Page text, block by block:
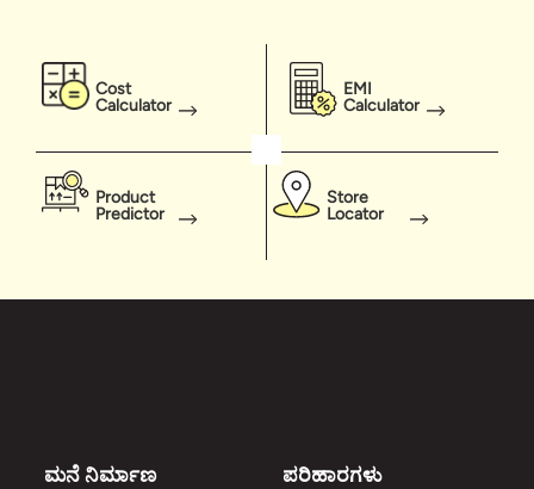
Cost
Calculator
EMI
Calculator
Product
Predictor
Store
Locator
ಮನೆ ನಿರ್ಮಾಣ ಪರಿಹಾರಗಳು